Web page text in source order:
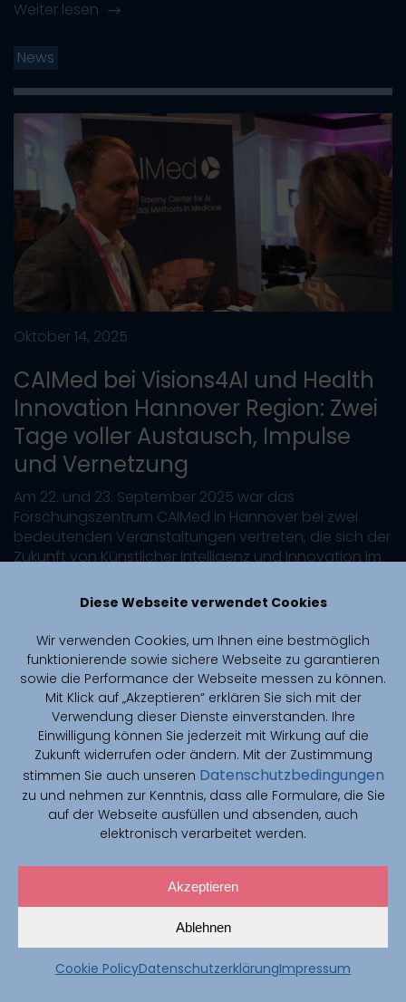
Diese Webseite verwendet Cookies
Wir verwenden Cookies, um Ihnen eine bestmöglich
funktionierende sowie sichere Webseite zu garantieren
sowie die Performance der Webseite messen zu können.
Mit Klick auf „Akzeptieren“ erklären Sie sich mit der
Verwendung dieser Dienste einverstanden. Ihre
Einwilligung können Sie jederzeit mit Wirkung auf die
Zukunft widerrufen oder ändern. Mit der Zustimmung
stimmen Sie auch unseren Datenschutzbedingungen
zu und nehmen zur Kenntnis, dass alle Formulare, die Sie
auf der Webseite ausfüllen und absenden, auch
elektronisch verarbeitet werden.
Akzeptieren
Ablehnen
Cookie PolicyDatenschutzerklärungImpressum
Weiter lesen
News
Oktober 14, 2025
CAIMed bei Visions4AI und Health
Innovation Hannover Region: Zwei
Tage voller Austausch, Impulse
und Vernetzung
Am 22. und 23. September 2025 war das
Forschungszentrum CAIMed in Hannover bei zwei
bedeutenden Veranstaltungen vertreten, die sich der
Zukunft von Künstlicher Intelligenz und Innovation im
News
Oktober 13, 2025